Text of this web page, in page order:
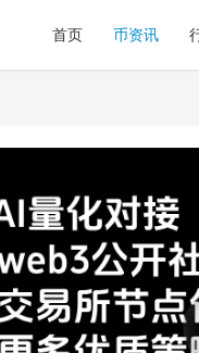
首页 币资讯